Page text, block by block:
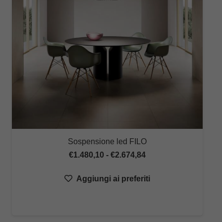
Sospensione led FILO
€1.480,10 - €2.674,84Fascia
prezzo:
Aggiungi ai preferiti